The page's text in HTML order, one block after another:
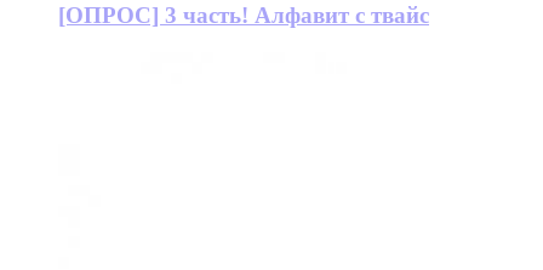
[ОПРОС] 3 часть! Алфавит с твайс